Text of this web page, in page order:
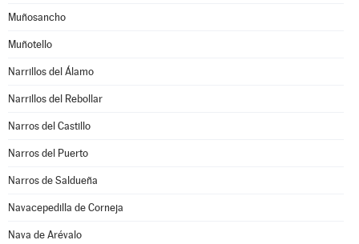
Muñosancho
Muñotello
Narrillos del Álamo
Narrillos del Rebollar
Narros del Castillo
Narros del Puerto
Narros de Saldueña
Navacepedilla de Corneja
Nava de Arévalo